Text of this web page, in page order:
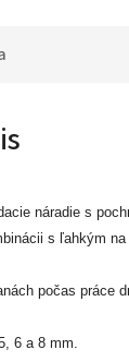
náradie s
s ľahkým
počas práce
6 a 8 mm.